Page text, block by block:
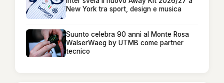
New York tra sport, design e musica
Suunto celebra 90 anni al Monte Rosa
WalserWaeg by UTMB come partner
tecnico